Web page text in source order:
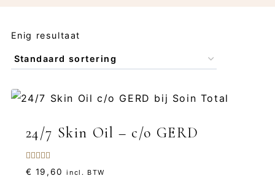
Enig resultaat
24/7 Skin Oil – c/o GERD
Gewaardeerd
5.00
€ 19,60 incl. BTW